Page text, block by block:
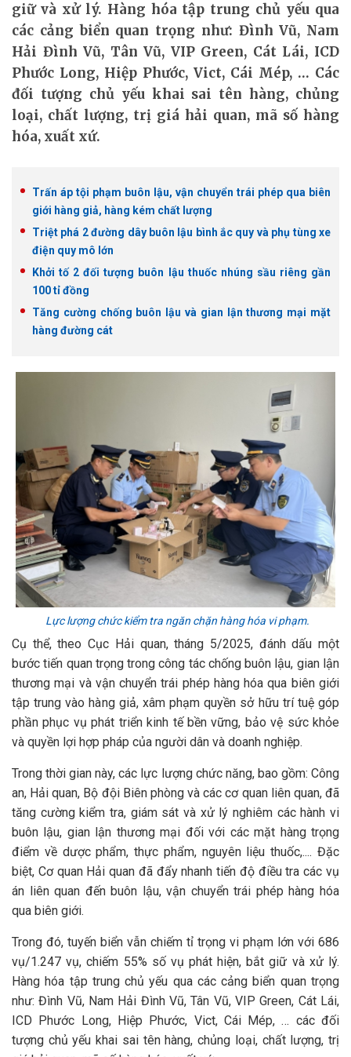
giữ và xử lý. Hàng hóa tập trung chủ yếu qua
các cảng biển quan trọng như: Đình Vũ, Nam
Hải Đình Vũ, Tân Vũ, VIP Green, Cát Lái, ICD
Phước Long, Hiệp Phước, Vict, Cái Mép, … Các
đối tượng chủ yếu khai sai tên hàng, chủng
loại, chất lượng, trị giá hải quan, mã số hàng
hóa, xuất xứ.
Trấn áp tội phạm buôn lậu, vận chuyển trái phép qua biên
giới hàng giả, hàng kém chất lượng
Triệt phá 2 đường dây buôn lậu bình ắc quy và phụ tùng xe
điện quy mô lớn
Khởi tố 2 đối tượng buôn lậu thuốc nhúng sầu riêng gần
100 tỉ đồng
Tăng cường chống buôn lậu và gian lận thương mại mặt
hàng đường cát
Lực lượng chức kiểm tra ngăn chặn hàng hóa vi phạm.
Cụ thể, theo Cục Hải quan, tháng 5/2025, đánh dấu một
bước tiến quan trọng trong công tác chống buôn lậu, gian lận
thương mại và vận chuyển trái phép hàng hóa qua biên giới
tập trung vào hàng giả, xâm phạm quyền sở hữu trí tuệ góp
phần phục vụ phát triển kinh tế bền vững, bảo vệ sức khỏe
và quyền lợi hợp pháp của người dân và doanh nghiệp.
Trong thời gian này, các lực lượng chức năng, bao gồm: Công
an, Hải quan, Bộ đội Biên phòng và các cơ quan liên quan, đã
tăng cường kiểm tra, giám sát và xử lý nghiêm các hành vi
buôn lậu, gian lận thương mại đối với các mặt hàng trọng
điểm về dược phẩm, thực phẩm, nguyên liệu thuốc,.... Đặc
biệt, Cơ quan Hải quan đã đẩy nhanh tiến độ điều tra các vụ
án liên quan đến buôn lậu, vận chuyển trái phép hàng hóa
qua biên giới.
Trong đó, tuyến biển vẫn chiếm tỉ trọng vi phạm lớn với 686
vụ/1.247 vụ, chiếm 55% số vụ phát hiện, bắt giữ và xử lý.
Hàng hóa tập trung chủ yếu qua các cảng biển quan trọng
như: Đình Vũ, Nam Hải Đình Vũ, Tân Vũ, VIP Green, Cát Lái,
ICD Phước Long, Hiệp Phước, Vict, Cái Mép, … các đối
tượng chủ yếu khai sai tên hàng, chủng loại, chất lượng, trị